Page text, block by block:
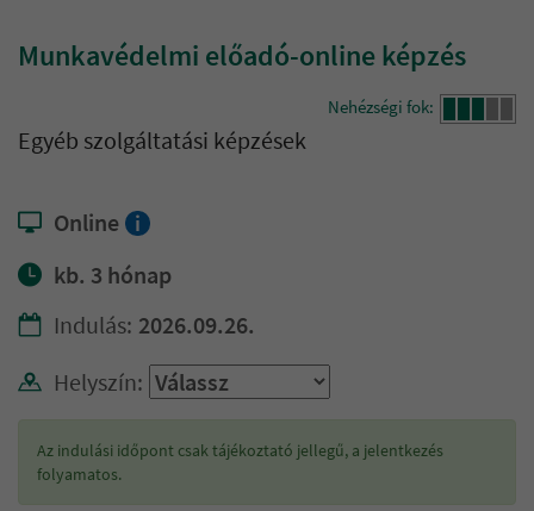
Munkavédelmi előadó-online képzés
Nehézségi fok:
Egyéb szolgáltatási képzések
Online i
kb. 3 hónap
Indulás: 2026.09.26.
Helyszín:
Az indulási időpont csak tájékoztató jellegű, a jelentkezés
folyamatos.